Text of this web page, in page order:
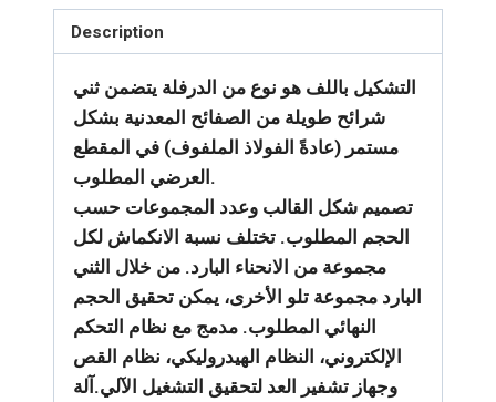
Description
التشكيل باللف هو نوع من الدرفلة يتضمن ثني
شرائح طويلة من الصفائح المعدنية بشكل
مستمر (عادةً الفولاذ الملفوف) في المقطع
العرضي المطلوب.
تصميم شكل القالب وعدد المجموعات حسب
الحجم المطلوب. تختلف نسبة الانكماش لكل
مجموعة من الانحناء البارد. من خلال الثني
البارد مجموعة تلو الأخرى، يمكن تحقيق الحجم
النهائي المطلوب. مدمج مع نظام التحكم
الإلكتروني، النظام الهيدروليكي، نظام القص
وجهاز تشفير العد لتحقيق التشغيل الآلي.آلة